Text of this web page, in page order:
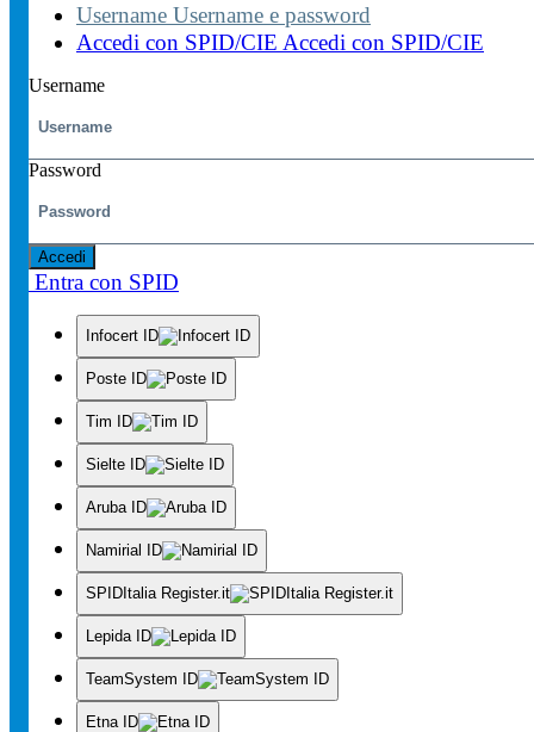
Username Username e password
Accedi con SPID/CIE Accedi con SPID/CIE
Username
Password
Accedi
Entra con SPID
Infocert ID
Poste ID
Tim ID
Sielte ID
Aruba ID
Namirial ID
SPIDItalia Register.it
Lepida ID
TeamSystem ID
Etna ID